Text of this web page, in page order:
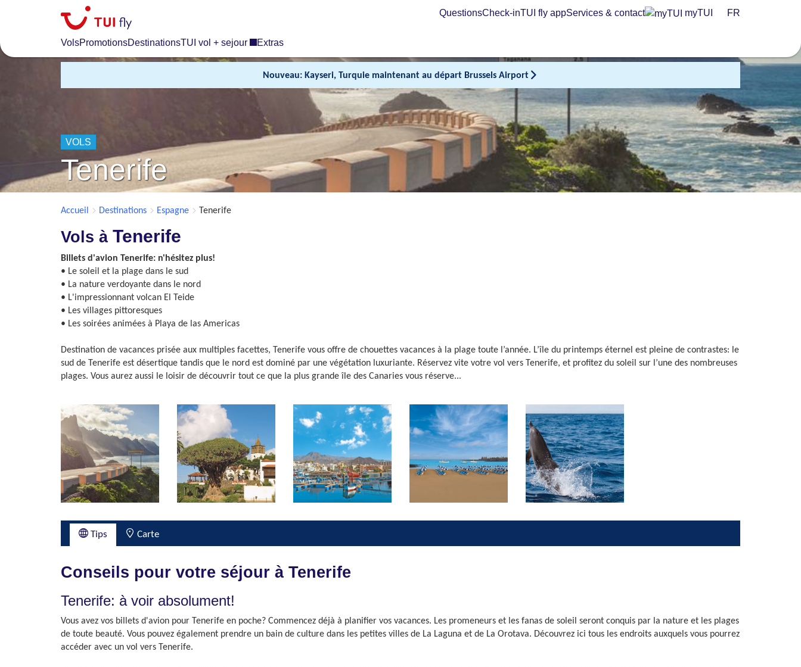
content
VolsPromotionsDestinationsTUI vol + sejour Extras
QuestionsCheck-inTUI fly appServices & contact myTUI FR
Nouveau: Kayseri, Turquie maintenant au départ Brussels Airport
VOLS
Tenerife
Accueil Destinations Espagne Tenerife
Vols à Tenerife
Billets d'avion Tenerife: n'hésitez plus!
• Le soleil et la plage dans le sud
• La nature verdoyante dans le nord
• L'impressionnant volcan El Teide
• Les villages pittoresques
• Les soirées animées à Playa de las Americas
Destination de vacances prisée aux multiples facettes, Tenerife vous offre de chouettes vacances à la plage toute l’année. L’île du printemps éternel est pleine de contrastes: le
sud de Tenerife est désertique tandis que le nord est dominé par une végétation luxuriante. Réservez vite votre vol vers Tenerife, et profitez du soleil sur l’une des nombreuses
plages. Vous aurez aussi le loisir de découvrir tout ce que la plus grande île des Canaries vous réserve...
Tips Carte
Conseils pour votre séjour à Tenerife
Tenerife: à voir absolument!
Vous avez vos billets d'avion pour Tenerife en poche? Commencez déjà à planifier vos vacances. Les promeneurs et les fanas de soleil seront conquis par la nature et les plages
de toute beauté. Vous pouvez également prendre un bain de culture dans les petites villes de La Laguna et de La Orotava. Découvrez ici tous les endroits auxquels vous pourrez
accéder avec un vol vers Tenerife.